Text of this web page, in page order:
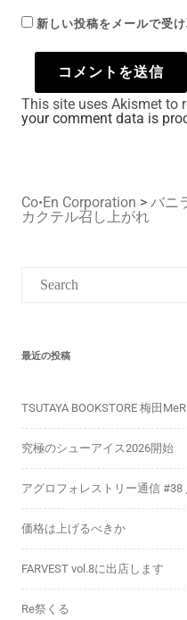
新しい投稿をメールで受け
This site uses Akismet to
your comment data is
Co•En Corporation > バニ
カクテル召し上がれ
for:
最近の投稿
TSUTAYA BOOKSTORE 梅田
究極のシューアイス2026開始
アグロフォレストリー通信 #38
価格は上げるべきか
FARVEST vol.8に出店します
Re祭くる